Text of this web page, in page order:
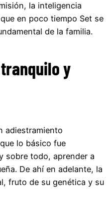
la inteligencia
en poco tiempo Set se
de la familia.
y
adiestramiento
lo básico fue
sobre todo, aprender a
De ahí en adelante, la
fruto de su genética y su